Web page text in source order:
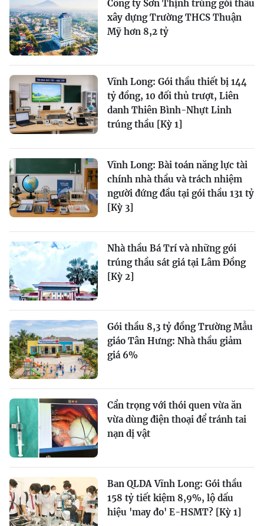
Công ty Sơn Thịnh trúng gói thầu
xây dựng Trường THCS Thuận
Mỹ hơn 8,2 tỷ
Vĩnh Long: Gói thầu thiết bị 144
tỷ đồng, 10 đối thủ trượt, Liên
danh Thiên Bình-Nhựt Linh
trúng thầu [Kỳ 1]
Vĩnh Long: Bài toán năng lực tài
chính nhà thầu và trách nhiệm
người đứng đầu tại gói thầu 131 tỷ
[Kỳ 3]
Nhà thầu Bá Trí và những gói
trúng thầu sát giá tại Lâm Đồng
[Kỳ 2]
Gói thầu 8,3 tỷ đồng Trường Mẫu
giáo Tân Hưng: Nhà thầu giảm
giá 6%
Cẩn trọng với thói quen vừa ăn
vừa dùng điện thoại để tránh tai
nạn dị vật
Ban QLDA Vĩnh Long: Gói thầu
158 tỷ tiết kiệm 8,9%, lộ dấu
hiệu 'may đo' E-HSMT? [Kỳ 1]